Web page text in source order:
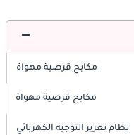
مكابح قرصية مهواة
مكابح قرصية مهواة
نظام تعزيز التوجيه الكهربائي